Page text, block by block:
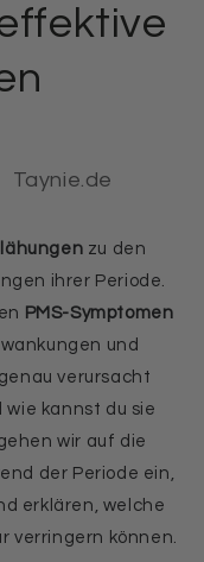
Taynie.de
zu den
ihrer Periode.
PMS-Symptomen
und
verursacht
wie kannst du sie
wir auf die
der Periode ein,
erklären, welche
verringern können.